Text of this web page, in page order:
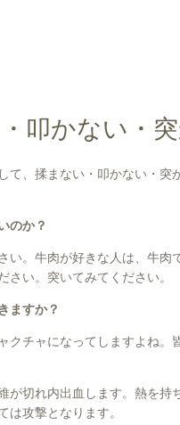
叩かない・
て、揉まない・叩かない・突
のか？
い。牛肉が好きな人は、牛肉
さい。突いてみてください。
ますか？
クチャになってしますよね。
が切れ内出血します。熱を持
は攻撃となります。